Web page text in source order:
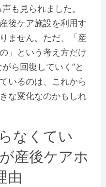
も見られました。
後ケア施設を利用す
ません。ただ、「産
」という考え方だけ
ら回復していく”と
いるのは、これから
な変化なのかもしれ
なくてい
産後ケアホ
由